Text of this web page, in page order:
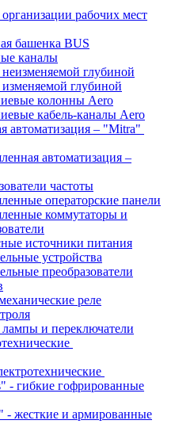
рабочих мест
башенка BUS
каналы
глубиной
глубиной
колонны Aero
кабель-каналы Aero
автоматизация – "Mitra"
автоматизация –
частоты
операторские панели
коммутаторы и
источники питания
устройства
преобразователи
реле
и переключатели
- гибкие гофрированные
- жесткие и армированные